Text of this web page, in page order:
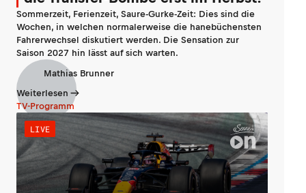
Sommerzeit, Ferienzeit, Saure-Gurke-Zeit: Dies sind die
Wochen, in welchen normalerweise die hanebüchensten
Fahrerwechsel diskutiert werden. Die Sensation zur
Saison 2027 hin lässt auf sich warten.
Mathias Brunner
Weiterlesen
TV-Programm
LIVE